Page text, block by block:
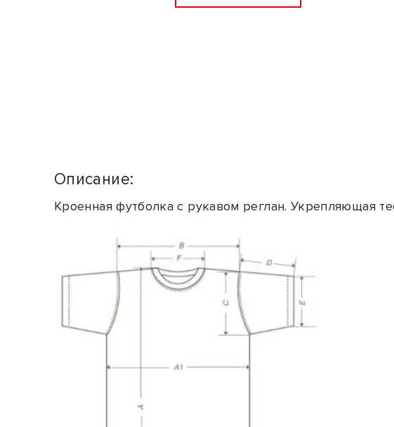
Описание:
Кроенная футболка с рукавом реглан. Укрепляющая